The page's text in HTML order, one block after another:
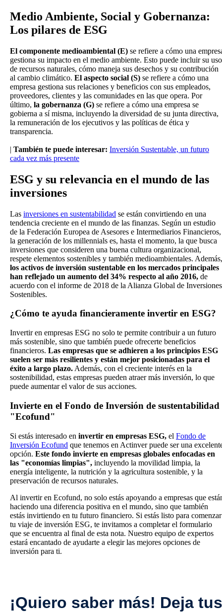
Medio Ambiente, Social y Gobernanza:
Los pilares de ESG
El componente medioambiental (E) se refiere a cómo una
gestiona su impacto en el medio ambiente. Esto puede incluir su uso
de recursos naturales, cómo maneja sus desechos y su contribución
al cambio climático. El aspecto social (S) se refiere a cómo una
empresa gestiona sus relaciones y beneficios con sus empleados,
proveedores, clientes y las comunidades en las que opera. Por
último, la gobernanza (G) se refiere a cómo una empresa se
gobierna a sí misma, incluyendo la diversidad de su junta directiva,
la remuneración de los ejecutivos y las políticas de ética y
transparencia.
| También te puede interesar: Inversión Sustentable, un futuro
cada vez más presente
ESG y su relevancia en el mundo de las
inversiones
Las inversiones en sustentabilidad se están convirtiendo en una
tendencia creciente en el mundo de las finanzas. Según un estudio
de la Federación Europea de Asesores e Intermediarios Financieros,
la generación de los millennials es, hasta el momento, la que busca
inversiones que consideren una buena cultura organizacional,
respete elementos sostenibles y también medioambientales. Además,
los activos de inversión sustentable en los mercados principales
han reflejado un aumento del 34% respecto al año 2016, de
acuerdo con el informe de 2018 de la Alianza Global de Inversiones
Sostenibles.
¿Cómo te ayuda financieramente invertir en ESG?
Invertir en empresas ESG no solo te permite contribuir a un futuro
más sostenible, sino que también puede ofrecerte beneficios
financieros. Las empresas que se adhieren a los principios ESG
suelen ser más resilientes y están mejor posicionadas para el
éxito a largo plazo. Además, con el creciente interés en la
sostenibilidad, estas empresas pueden atraer más inversión, lo que
puede aumentar el valor de sus acciones.
Invierte en el Fondo de Inversión de sustentabilidad
"Ecofund"
Si estás interesado en invertir en empresas ESG, el Fondo de
Inversión Ecofund que tenemos en Actinver puede ser una
opción. Este fondo invierte en empresas globales enfocadas en
las "economías limpias", incluyendo la movilidad limpia, la
energía inteligente, la nutrición y la agricultura sostenible, y la
preservación de recursos naturales.
Al invertir en Ecofund, no solo estás apoyando a empresas que
haciendo una diferencia positiva en el mundo, sino que también
estás invirtiendo en tu futuro financiero. Si estás listo para comenzar
tu viaje de inversión ESG, te invitamos a completar el formulario
que se encuentra al final de esta nota. Nuestro equipo de expertos
estará encantado de ayudarte a elegir las mejores opciones de
inversión para ti.
¡Quiero saber más! Deja tus